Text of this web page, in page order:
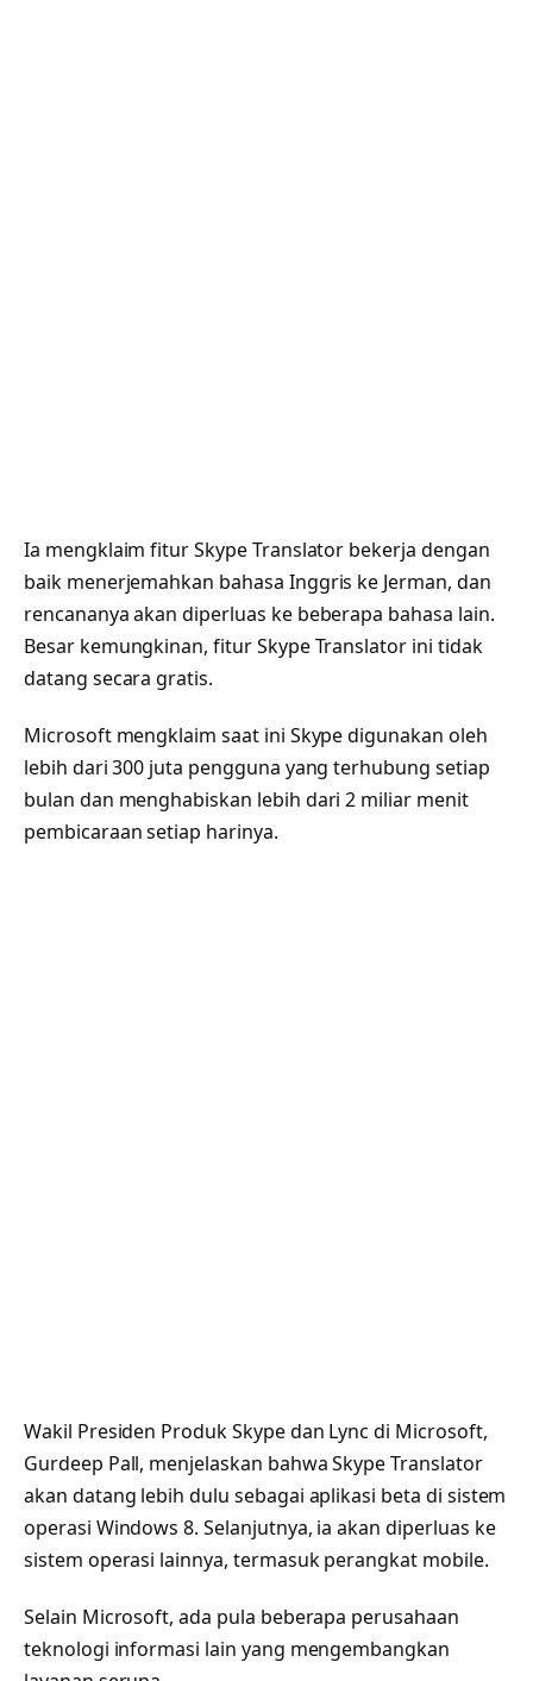
Ia mengklaim fitur Skype Translator bekerja dengan
baik menerjemahkan bahasa Inggris ke Jerman, dan
rencananya akan diperluas ke beberapa bahasa lain.
Besar kemungkinan, fitur Skype Translator ini tidak
datang secara gratis.
Microsoft mengklaim saat ini Skype digunakan oleh
lebih dari 300 juta pengguna yang terhubung setiap
bulan dan menghabiskan lebih dari 2 miliar menit
pembicaraan setiap harinya.
Wakil Presiden Produk Skype dan Lync di Microsoft,
Gurdeep Pall, menjelaskan bahwa Skype Translator
akan datang lebih dulu sebagai aplikasi beta di sistem
operasi Windows 8. Selanjutnya, ia akan diperluas ke
sistem operasi lainnya, termasuk perangkat mobile.
Selain Microsoft, ada pula beberapa perusahaan
teknologi informasi lain yang mengembangkan